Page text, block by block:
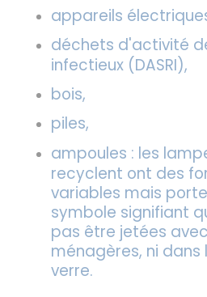
appareils
déchets d'activité
infectieux (DASRI),
bois,
piles,
ampoules : les
recyclent ont des
variables mais
symbole signifiant
pas être jetées
ménagères, ni
verre.